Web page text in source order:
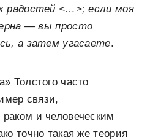
радостей <…>; если моя
— вы про­сто
а затем угасаете.
Толстого часто
связи,
и человеческим
точно такая же теория